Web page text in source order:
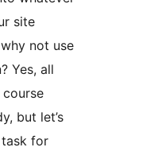
site
not use
Yes, all
but let’s
for